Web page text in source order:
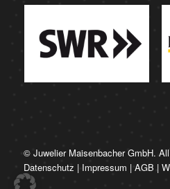
© Juwelier Maisenbacher GmbH.
Datenschutz | Impressum | AGB |